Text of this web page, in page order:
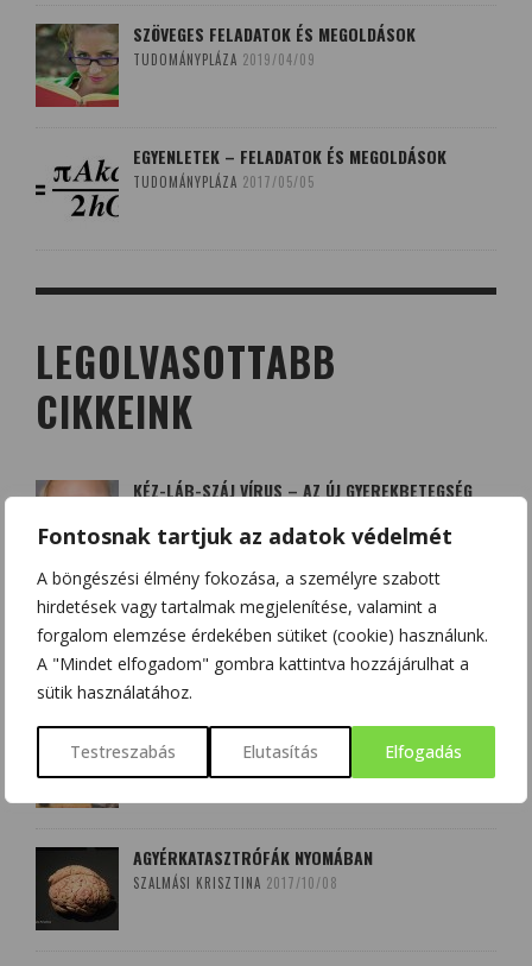
Fontosnak tartjuk az adatok védelmét
A böngészési élmény fokozása, a személyre szabott
hirdetések vagy tartalmak megjelenítése, valamint a
forgalom elemzése érdekében sütiket (cookie) használunk.
A "Mindet elfogadom" gombra kattintva hozzájárulhat a
sütik használatához.
Testreszabás Elutasítás Elfogadás
SZÖVEGES FELADATOK ÉS MEGOLDÁSOK
TUDOMÁNYPLÁZA 2019/04/09
EGYENLETEK – FELADATOK ÉS MEGOLDÁSOK
TUDOMÁNYPLÁZA 2017/05/05
LEGOLVASOTTABB
CIKKEINK
KÉZ-LÁB-SZÁJ VÍRUS – AZ ÚJ GYEREKBETEGSÉG
A QUERCETIN (KVERCETIN) ÉS A D-VITAMIN –
SZÖVETSÉGESEK A KORONAVÍRUS ELLEN?
HAJAS BEATRIX - SZOBOSZLAI KRISZTINA 2020/03/20
BOLDOGSÁGUNK NÉGY FORRÁSA: DOPAMIN,
ENDORFIN, SZEROTONIN ÉS OXITOCIN
CSONKA BENCE 2020/12/12
AGYÉRKATASZTRÓFÁK NYOMÁBAN
SZALMÁSI KRISZTINA 2017/10/08